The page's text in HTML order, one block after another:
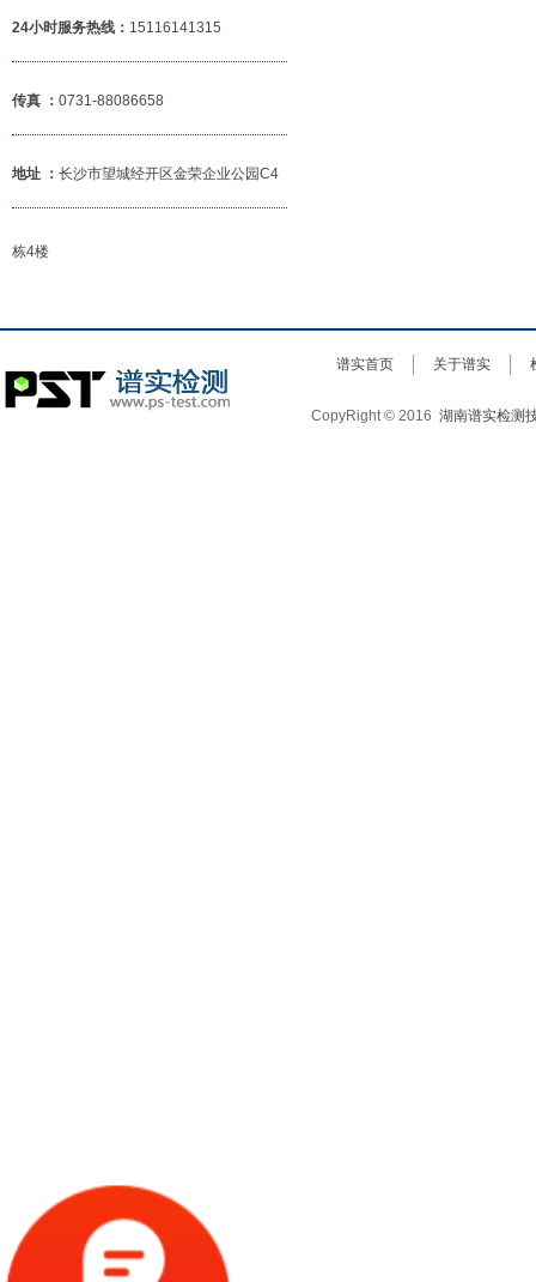
24小时服务热线： 15116141315
传真 ： 0731-88086658
地址 ： 长沙市望城经开区金荣企业公园C4
栋4楼
谱实首页 关于谱实
CopyRight © 2016湖南谱实检测